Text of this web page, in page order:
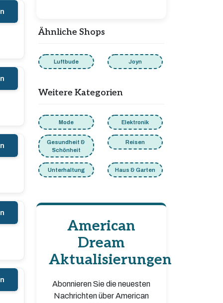
Ähnliche Shops
Luftbude Joyn
Weitere Kategorien
Mode Elektronik
Gesundheit &
Schönheit
Reisen
Unterhaltung Haus & Garten
American
Dream
Aktualisierungen
Abonnieren Sie die neuesten
Nachrichten über American